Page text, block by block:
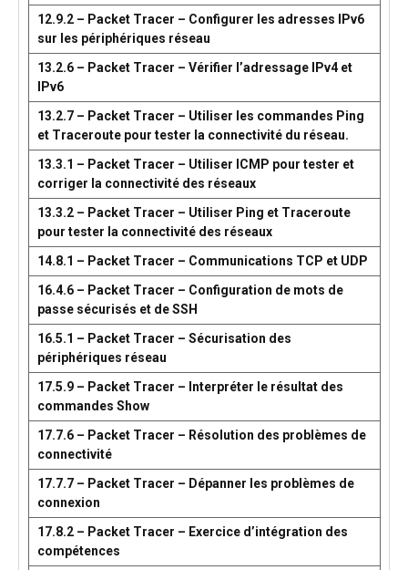
12.9.2 – Packet Tracer – Configurer les adresses IPv6
sur les périphériques réseau
13.2.6 – Packet Tracer – Vérifier l’adressage IPv4 et
IPv6
13.2.7 – Packet Tracer – Utiliser les commandes Ping
et Traceroute pour tester la connectivité du réseau.
13.3.1 – Packet Tracer – Utiliser ICMP pour tester et
corriger la connectivité des réseaux
13.3.2 – Packet Tracer – Utiliser Ping et Traceroute
pour tester la connectivité des réseaux
14.8.1 – Packet Tracer – Communications TCP et UDP
16.4.6 – Packet Tracer – Configuration de mots de
passe sécurisés et de SSH
16.5.1 – Packet Tracer – Sécurisation des
périphériques réseau
17.5.9 – Packet Tracer – Interpréter le résultat des
commandes Show
17.7.6 – Packet Tracer – Résolution des problèmes de
connectivité
17.7.7 – Packet Tracer – Dépanner les problèmes de
connexion
17.8.2 – Packet Tracer – Exercice d’intégration des
compétences